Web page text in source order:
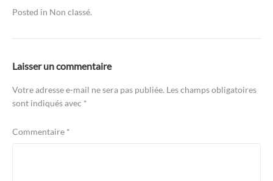
Posted in Non classé.
Laisser un commentaire
Votre adresse e-mail ne sera pas publiée. Les champs obligatoires
sont indiqués avec *
Commentaire *